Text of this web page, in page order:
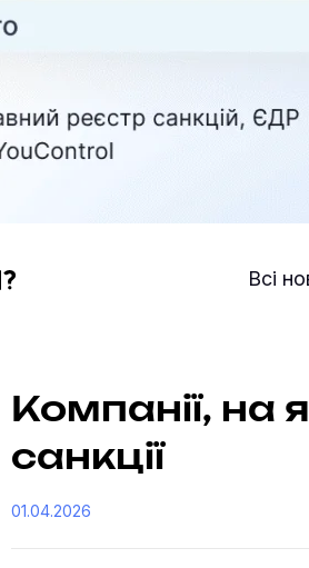
дані Всі
Компанії, на
санкції
01.04.2026